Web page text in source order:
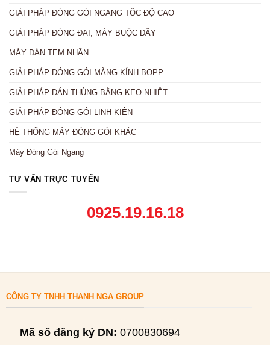
GIẢI PHÁP ĐÓNG GÓI NGANG TỐC ĐỘ CAO
GIẢI PHÁP ĐÓNG ĐAI, MÁY BUỘC DÂY
MÁY DÁN TEM NHÃN
GIẢI PHÁP ĐÓNG GÓI MÀNG KÍNH BOPP
GIẢI PHÁP DÁN THÙNG BẰNG KEO NHIỆT
GIẢI PHÁP ĐÓNG GÓI LINH KIỆN
HỆ THỐNG MÁY ĐÓNG GÓI KHÁC
Máy Đóng Gói Ngang
TƯ VẤN TRỰC TUYẾN
0925.19.16.18
CÔNG TY TNHH THANH NGA GROUP
Mã số đăng ký DN: 0700830694